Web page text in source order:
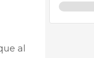
al